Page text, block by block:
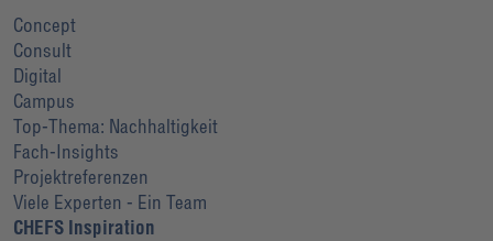
Concept
Consult
Digital
Campus
Top-Thema: Nachhaltigkeit
Fach-Insights
Projektreferenzen
Viele Experten - Ein Team
CHEFS Inspiration